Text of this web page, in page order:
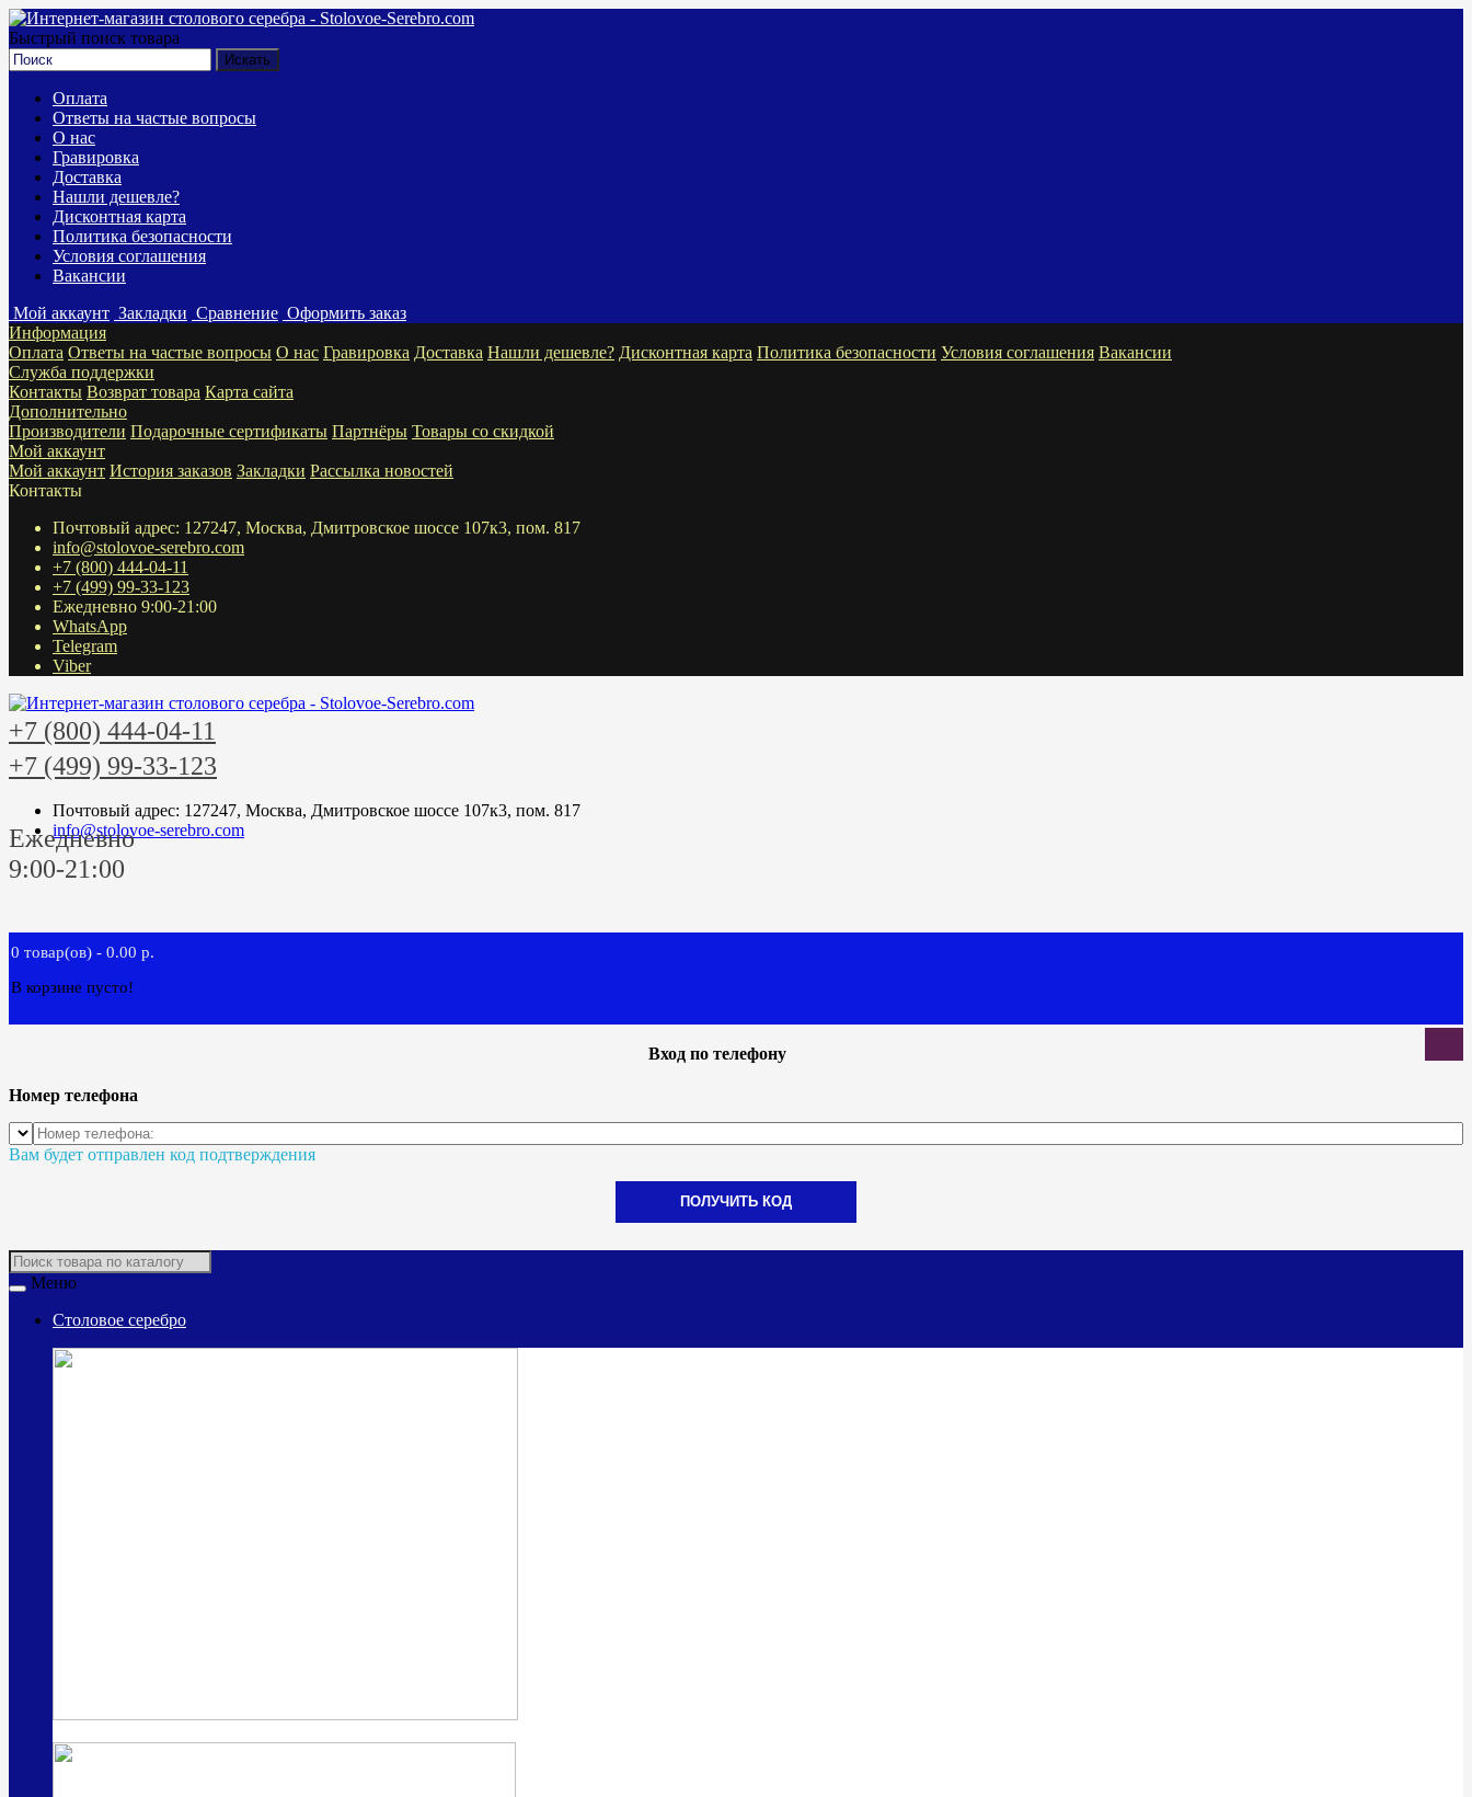
Быстрый поиск товара
Оплата
Ответы на частые вопросы
О нас
Гравировка
Доставка
Нашли дешевле?
Дисконтная карта
Политика безопасности
Условия соглашения
Вакансии
Мой аккаунт Закладки Сравнение Оформить заказ
Информация
Оплата Ответы на частые вопросы О нас Гравировка Доставка Нашли дешевле? Дисконтная карта Политика безопасности Условия соглашения Вакансии
Служба поддержки
Контакты Возврат товара Карта сайта
Дополнительно
Производители Подарочные сертификаты Партнёры Товары со скидкой
Мой аккаунт
Мой аккаунт История заказов Закладки Рассылка новостей
Контакты
Почтовый адрес: 127247, Москва, Дмитровское шоссе 107к3, пом. 817
info@stolovoe-serebro.com
+7 (800) 444-04-11
+7 (499) 99-33-123
Ежедневно 9:00-21:00
WhatsApp
Telegram
Viber
+7 (800) 444-04-11
+7 (499) 99-33-123
Почтовый адрес: 127247, Москва, Дмитровское шоссе 107к3, пом. 817
info@stolovoe-serebro.com
Ежедневно
9:00-21:00
0 товар(ов) - 0.00 р.
В корзине пусто!
Вход по телефону
Номер телефона
Вам будет отправлен код подтверждения
ПОЛУЧИТЬ КОД
Меню
Столовое серебро